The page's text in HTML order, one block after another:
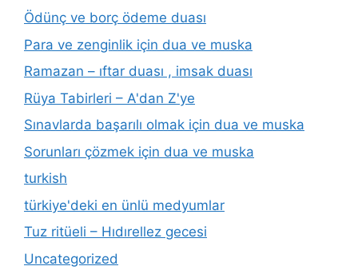
Ödünç ve borç ödeme duası
Para ve zenginlik için dua ve muska
Ramazan – ıftar duası , imsak duası
Rüya Tabirleri – A'dan Z'ye
Sınavlarda başarılı olmak için dua ve muska
Sorunları çözmek için dua ve muska
turkish
türkiye'deki en ünlü medyumlar
Tuz ritüeli – Hıdırellez gecesi
Uncategorized